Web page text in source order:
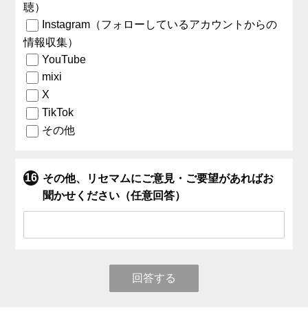
聴）
Instagram（フォローしているアカウントからの
情報収集）
YouTube
mixi
X
TikTok
その他
その他、リセマムにご意見・ご要望があればお
聞かせください（任意回答）
回答する